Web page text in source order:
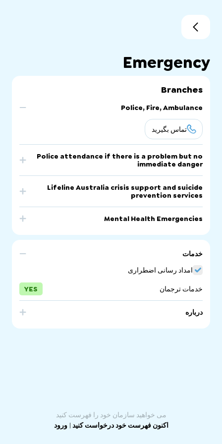
Emergency
Branches
Police, Fire, Ambulance
تماس بگیرید
Police attendance if there is a problem but no
immediate danger
تماس بگیرید
Lifeline Australia crisis support and suicide
prevention services
تماس بگیرید
Mental Health Emergencies
خدمات
امداد رسانی اضطراری
خدمات ترجمان YES
درباره
می خواهید سازمان خود را فهرست کنید
اکنون فهرست خود درخواست کنید |ورود